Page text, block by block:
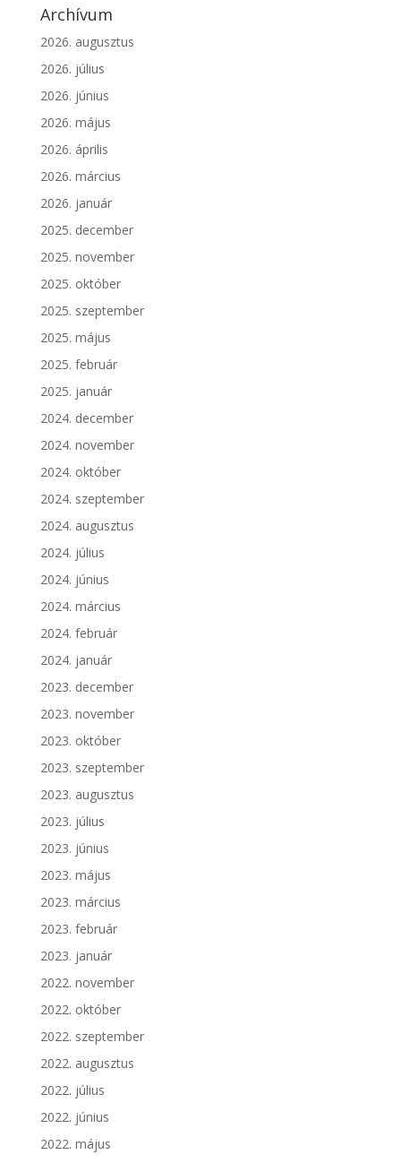
Archívum
2026. augusztus
2026. július
2026. június
2026. május
2026. április
2026. március
2026. január
2025. december
2025. november
2025. október
2025. szeptember
2025. május
2025. február
2025. január
2024. december
2024. november
2024. október
2024. szeptember
2024. augusztus
2024. július
2024. június
2024. március
2024. február
2024. január
2023. december
2023. november
2023. október
2023. szeptember
2023. augusztus
2023. július
2023. június
2023. május
2023. március
2023. február
2023. január
2022. november
2022. október
2022. szeptember
2022. augusztus
2022. július
2022. június
2022. május